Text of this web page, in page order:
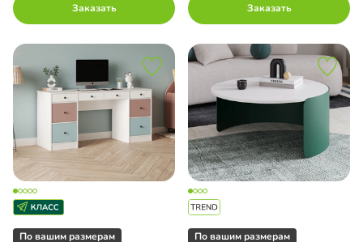
Заказать Заказать
По вашим размерам По вашим размерам